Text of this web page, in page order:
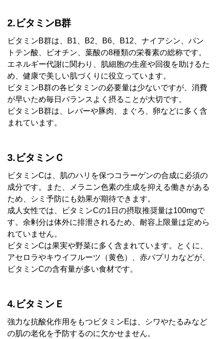
2.ビタミンB群
ビタミンB群は、B1、B2、B6、B12、ナイアシン、パン
トテン酸、ビオチン、葉酸の8種類の栄養素の総称です。
エネルギー代謝に関わり、肌細胞の生産や回復を助けるた
め、健康で美しい肌づくりに役立っています。
ビタミンB群の各ビタミンの必要量は少ないですが、消費
が早いため毎日バランスよく摂ることが大切です。
ビタミンB群は、レバーや豚肉、まぐろ、卵などに多く含
まれています。
3.ビタミンＣ
ビタミンCは、肌のハリを保つコラーゲンの合成に必須の
成分です。また、メラニン色素の生成を抑える働きがある
ため、シミ予防にも効果が期待できます。
成人女性では、ビタミンCの1日の摂取推奨量は100mgで
す。余剰分は体外に排泄されるため、耐容上限量は定めら
れていません。
ビタミンCは果実や野菜に多く含まれています。とくに、
アセロラやキウイフルーツ（黄色）、赤パプリカなどが、
ビタミンCの含有量が多い食材です。
4.ビタミンＥ
強力な抗酸化作用をもつビタミンEは、シワやたるみなど
の肌の老化を予防するのに欠かせません。